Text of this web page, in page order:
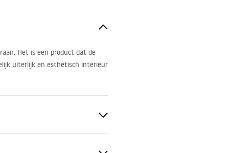
Het is een product dat de
uiterlijk en esthetisch interieur